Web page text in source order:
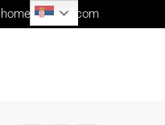
home@me-re.com
Serbian